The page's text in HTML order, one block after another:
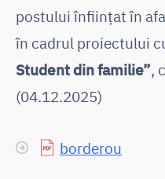
postului înființat în
în cadrul proiectului
Student din familie”,
(04.12.2025)
borderou